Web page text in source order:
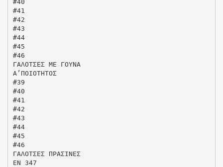
#40
#41
#42
#43
#44
#45
#46
ΓΑΛΟΤΣΕΣ ΜΕ ΓΟΥΝΑ
Α’ΠΟΙΟΤΗΤΟΣ
#39
#40
#41
#42
#43
#44
#45
#46
ΓΑΛΟΤΣΕΣ ΠΡΑΣΙΝΕΣ
ΕΝ 347